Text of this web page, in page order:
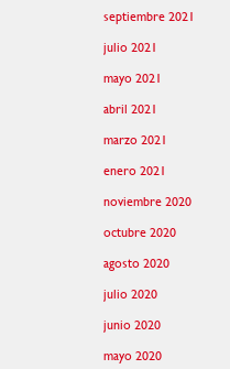
septiembre 2021
julio 2021
mayo 2021
abril 2021
marzo 2021
enero 2021
noviembre 2020
octubre 2020
agosto 2020
julio 2020
junio 2020
mayo 2020